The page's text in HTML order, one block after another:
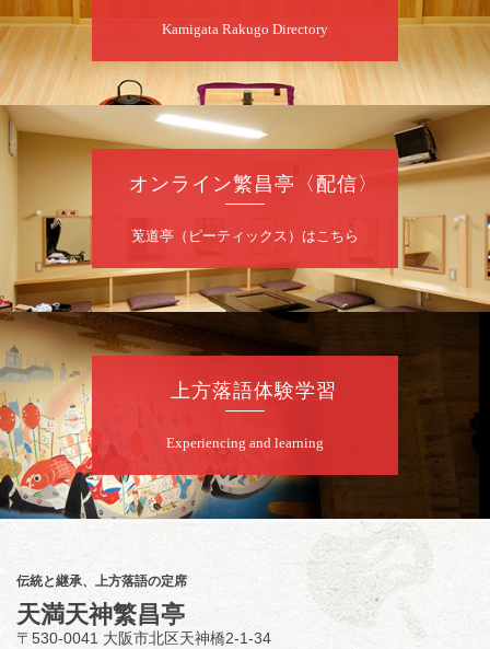
笑福亭智之介「昭和任侠伝」「天王寺詣り」
／桂力造「桃太郎」「本膳」／桂二豆「開口
一番」
開演：午前10時（9時30分
開場 ）
前売2,000円 当日 2,500円
お問合せ：智之介・力造 二人会事務局 090-
昼
桂九寿玉／露の瑞／桂きん太郎／いわみせい
じ（似顔絵）／桂米之助／桂文太～仲入～露
の眞／笑福亭仁福／幸助福助（漫才）／桂春
★菟道亭配信あり
夜
小痴楽・三語のさるごりら落語会 2026
開演：午後6時（5時30分開場）全席指定
前売3,500円 当日4,000円
お問合せ：FANYチケット 0570-550-
100(10:00～19:00受付)
Kamigata Rakugo Directory
オンライン繁昌亭〈配信〉
莵道亭（ピーティックス）はこちら
上方落語体験学習
Experiencing and learning
伝統と継承、上方落語の定席
天満天神繁昌亭
〒530-0041 大阪市北区天神橋2-1-34